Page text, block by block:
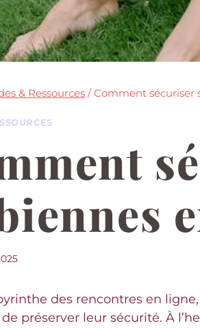
& Ressources / Comment sécuriser
des rencontres en
préserver leur sécurité. À